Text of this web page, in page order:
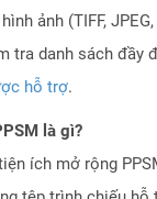
hình ảnh (TIFF,
tra danh sách đầy
hỗ trợ.
là gì?
ích mở rộng